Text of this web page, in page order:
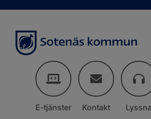
E-tjänster Kontakt Lyssna